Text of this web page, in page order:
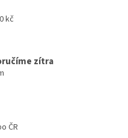
kč
zítra
ČR